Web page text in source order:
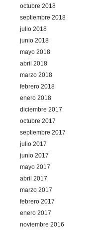
octubre 2018
septiembre 2018
julio 2018
junio 2018
mayo 2018
abril 2018
marzo 2018
febrero 2018
enero 2018
diciembre 2017
octubre 2017
septiembre 2017
julio 2017
junio 2017
mayo 2017
abril 2017
marzo 2017
febrero 2017
enero 2017
noviembre 2016